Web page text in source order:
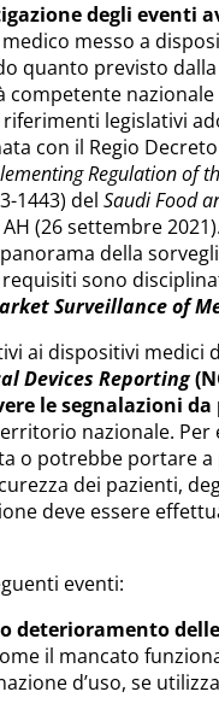
degli eventi
messo a
quanto previsto dalla
competente
legislativi
con il Regio
Regulation of
1443) del Saudi Food
(26 settembre
della
sono
Surveillance of
ai dispositivi medici
Devices Reporting
le segnalazioni
nazionale. Per
o potrebbe portare
dei pazienti,
deve essere
eventi:
deterioramento
il mancato
d’uso, se